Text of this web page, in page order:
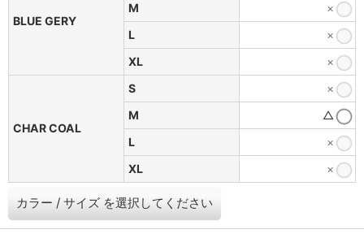
BLUE GERY
M
×
L
×
XL
×
CHAR COAL
S
×
M
△
L
×
XL
×
カラー / サイズ を選択してください